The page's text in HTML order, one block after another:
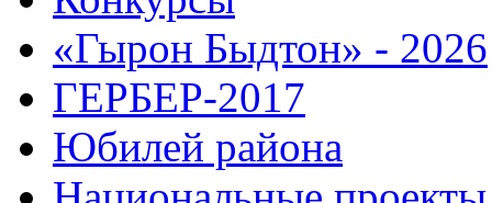
«Гырон Быдтон» - 2026
ГЕРБЕР-2017
Юбилей района